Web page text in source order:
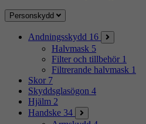
Personskydd
Andningsskydd 16
Halvmask 5
Filter och tillbehör 1
Filtrerande halvmask 1
Skor 7
Skyddsglasögon 4
Hjälm 2
Handske 34